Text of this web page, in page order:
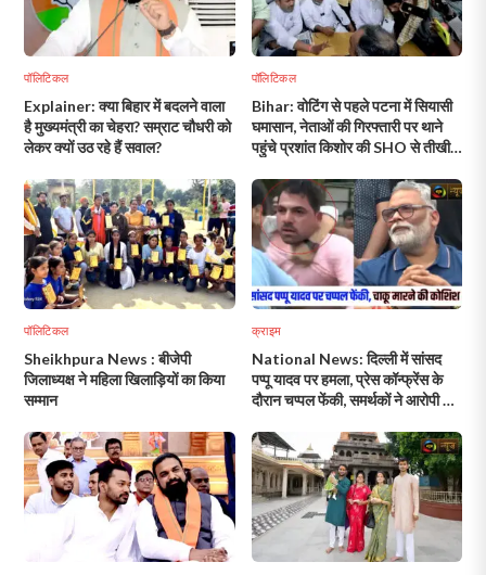
पॉलिटिकल
Explainer: क्या बिहार में बदलने वाला
है मुख्यमंत्री का चेहरा? सम्राट चौधरी को
लेकर क्यों उठ रहे हैं सवाल?
पॉलिटिकल
Bihar: वोटिंग से पहले पटना में सियासी
घमासान, नेताओं की गिरफ्तारी पर थाने
पहुंचे प्रशांत किशोर की SHO से तीखी
पॉलिटिकल
Sheikhpura News : बीजेपी
जिलाध्यक्ष ने महिला खिलाड़ियों का किया
सम्मान
क्राइम
National News: दिल्ली में सांसद
पप्पू यादव पर हमला, प्रेस कॉन्फ्रेंस के
दौरान चप्पल फेंकी, समर्थकों ने आरोपी को